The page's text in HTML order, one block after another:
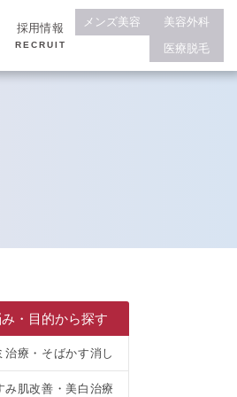
採用情報
RECRUIT
メンズ美容
美容外科
医療脱毛
・目的から探す
治療・そばかす消し
み肌改善・美白治療